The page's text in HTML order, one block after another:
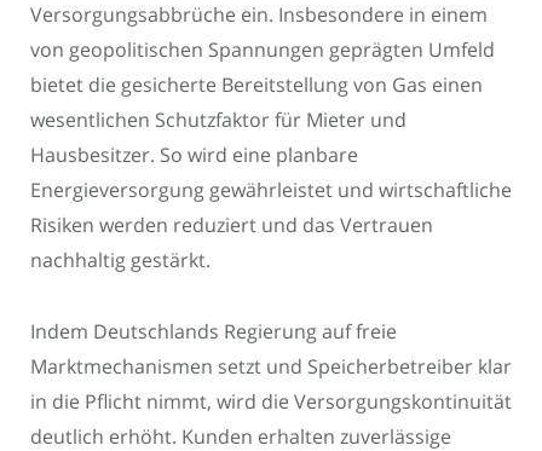
Versorgungsabbrüche ein. Insbesondere in einem
von geopolitischen Spannungen geprägten Umfeld
bietet die gesicherte Bereitstellung von Gas einen
wesentlichen Schutzfaktor für Mieter und
Hausbesitzer. So wird eine planbare
Energieversorgung gewährleistet und wirtschaftliche
Risiken werden reduziert und das Vertrauen
nachhaltig gestärkt.
Indem Deutschlands Regierung auf freie
Marktmechanismen setzt und Speicherbetreiber klar
in die Pflicht nimmt, wird die Versorgungskontinuität
deutlich erhöht. Kunden erhalten zuverlässige